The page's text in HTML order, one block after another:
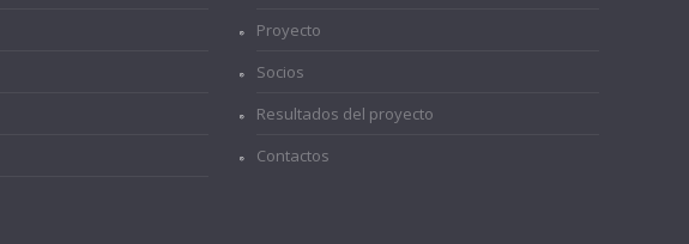
Proyecto
Socios
Resultados del proyecto
Contactos